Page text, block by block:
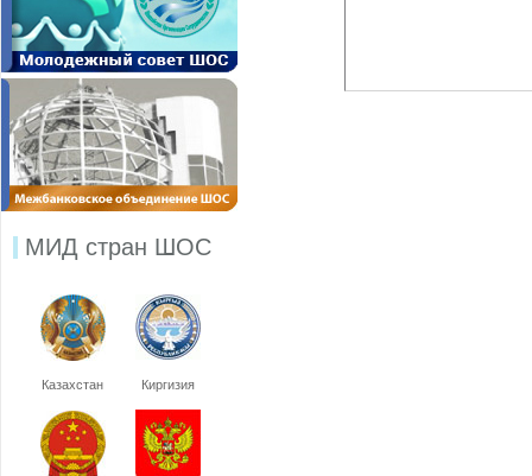
МИД стран ШОС
Казахстан Киргизия